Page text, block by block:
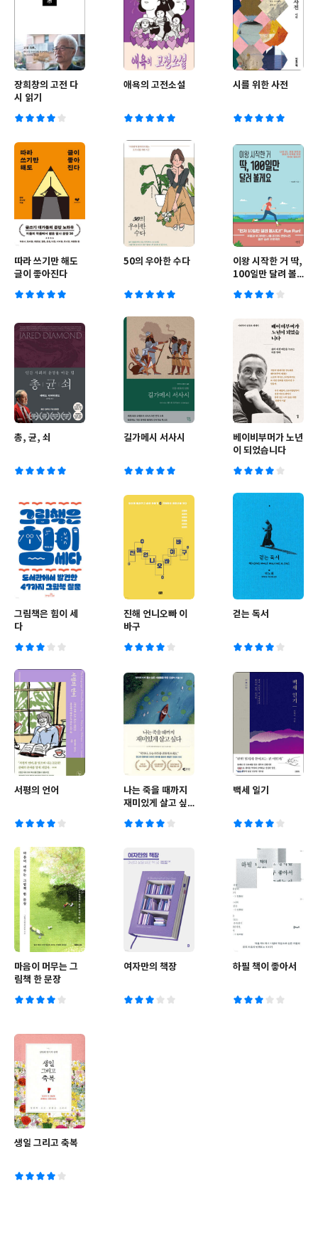
장희창의 고전 다
시 읽기
애욕의 고전소설 시를 위한 사전
따라 쓰기만 해도
글이 좋아진다
50의 우아한 수다
이왕 시작한 거 딱,
100일만 달려 볼
총, 균, 쇠 길가메시 서사시
베이비부머가 노년
이 되었습니다
그림책은 힘이 세
다
진해 언니오빠 이
바구
걷는 독서
서평의 언어
나는 죽을 때까지
재미있게 살고 싶
백세 일기
마음이 머무는 그
림책 한 문장
여자만의 책장 하필 책이 좋아서
생일 그리고 축복